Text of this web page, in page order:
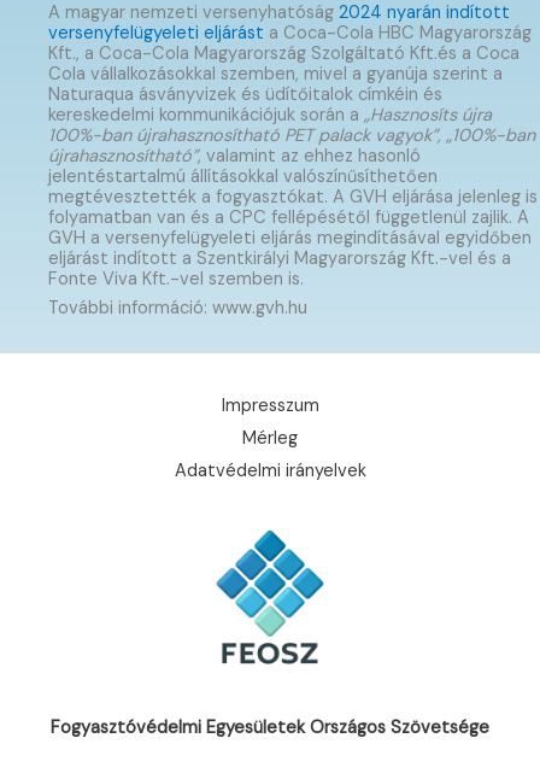
A magyar nemzeti versenyhatóság 2024 nyarán indított
versenyfelügyeleti eljárást a Coca-Cola HBC Magyarország
Kft., a Coca-Cola Magyarország Szolgáltató Kft.és a Coca
Cola vállalkozásokkal szemben, mivel a gyanúja szerint a
Naturaqua ásványvizek és üdítőitalok címkéin és
kereskedelmi kommunikációjuk során a „Hasznosíts újra
100%-ban újrahasznosítható PET palack vagyok”, „100%-ban
újrahasznosítható”, valamint az ehhez hasonló
jelentéstartalmú állításokkal valószínűsíthetően
megtévesztették a fogyasztókat. A GVH eljárása jelenleg is
folyamatban van és a CPC fellépésétől függetlenül zajlik. A
GVH a versenyfelügyeleti eljárás megindításával egyidőben
eljárást indított a Szentkirályi Magyarország Kft.-vel és a
Fonte Viva Kft.-vel szemben is.
További információ: www.gvh.hu
Impresszum
Mérleg
Adatvédelmi irányelvek
Fogyasztóvédelmi Egyesületek Országos Szövetsége